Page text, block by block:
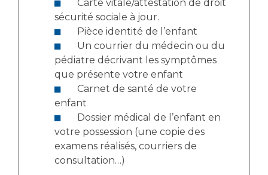
Qualité
Nos indicateurs qualité et de sécurité des soins
Protection des données
Sécurité
sécurité sociale à jour.
Pièce identité de l’enfant
pédiatre décrivant les symptômes
que présente votre enfant
enfant
votre possession (une copie des
examens réalisés, courriers de
consultation…)